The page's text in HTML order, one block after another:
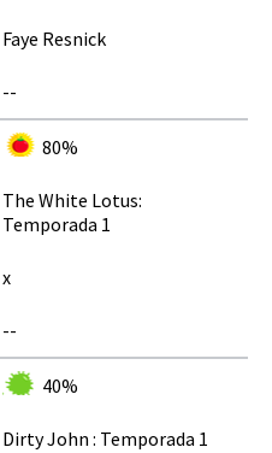
Faye Resnick
--
80%
The White Lotus:
Temporada 1
x
--
40%
Dirty John : Temporada 1